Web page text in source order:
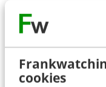
cookies
makelaars dus
onderwerp om te
zochten we
andere ook uit op: